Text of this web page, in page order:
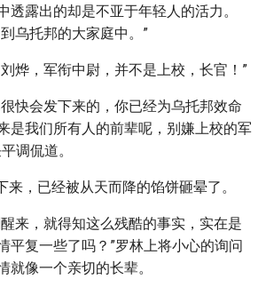
透露出的却是不亚于年轻人的活力。
乌托邦的大家庭中。”
烨，军衔中尉，并不是上校，长官！”
快会发下来的，你已经为乌托邦效命
是我们所有人的前辈呢，别嫌上校的军
调侃道。
来，已经被从天而降的馅饼砸晕了。
来，就得知这么残酷的事实，实在是
平复一些了吗？”罗林上将小心的询问
就像一个亲切的长辈。